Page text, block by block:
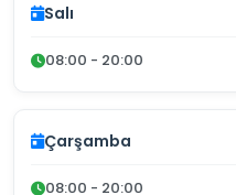
Salı
08:00 - 20:00
Çarşamba
08:00 - 20:00